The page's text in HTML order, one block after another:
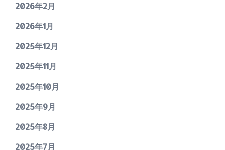
2026年2月
2026年1月
2025年12月
2025年11月
2025年10月
2025年9月
2025年8月
2025年7月